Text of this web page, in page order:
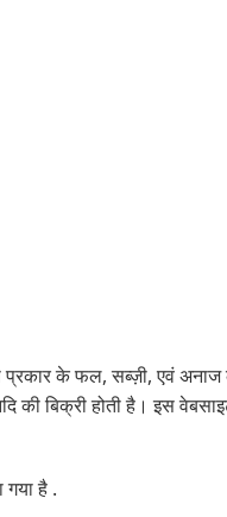
के फल, सब्ज़ी, एवं
की बिक्री होती है। इस
है .